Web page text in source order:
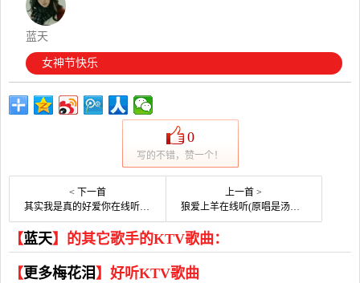
蓝天
女神节快乐
0
写的不错，赞一个！
< 下一首
其实我是真的好爱你在线听(原唱是网络歌手)，嗳殇祢演唱点播:137次
上一首 >
狼爱上羊在线听(原唱是汤潮)，云锦【主唱】乾平演唱点播:120次
【蓝天】的其它歌手的KTV歌曲：
【更多梅花泪 】好听KTV歌曲